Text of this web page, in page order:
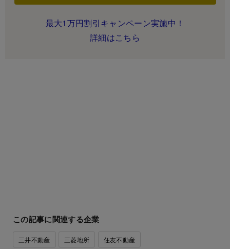
最大1万円割引キャンペーン実施中！
詳細はこちら
この記事に関連する企業
三井不動産 三菱地所 住友不動産